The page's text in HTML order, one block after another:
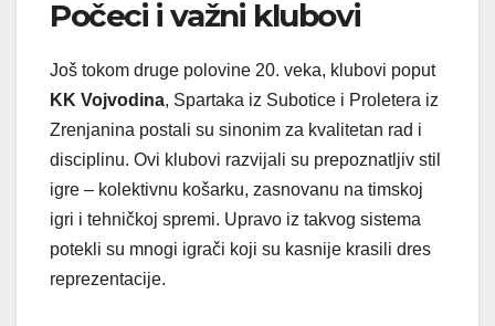
Počeci i važni klubovi
Još tokom druge polovine 20. veka, klubovi poput
KK Vojvodina, Spartaka iz Subotice i Proletera iz
Zrenjanina postali su sinonim za kvalitetan rad i
disciplinu. Ovi klubovi razvijali su prepoznatljiv stil
igre – kolektivnu košarku, zasnovanu na timskoj
igri i tehničkoj spremi. Upravo iz takvog sistema
potekli su mnogi igrači koji su kasnije krasili dres
reprezentacije.